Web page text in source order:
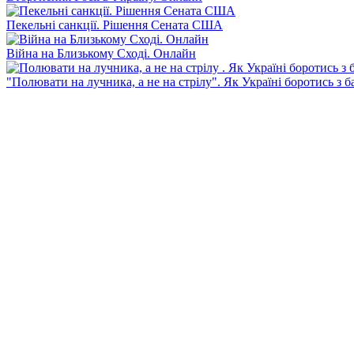
Пекельні санкції. Рішення Сената США
Війна на Близькому Сході. Онлайн
"Полювати на лучника, а не на стрілу". Як Україні боротись з